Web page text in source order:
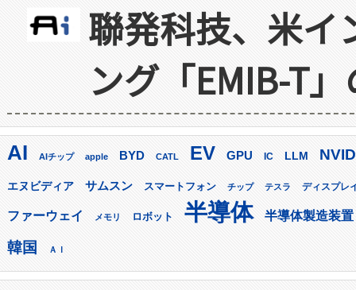
聯発科技、米イ
ング「EMIB-T
AI AIチップ apple BYD CATL EV GPU IC LLM
エヌビディア サムスン スマートフォン チップ テスラ ディスプレ
ファーウェイ メモリ ロボット 半導体 半導体製造装置
韓国 ＡＩ